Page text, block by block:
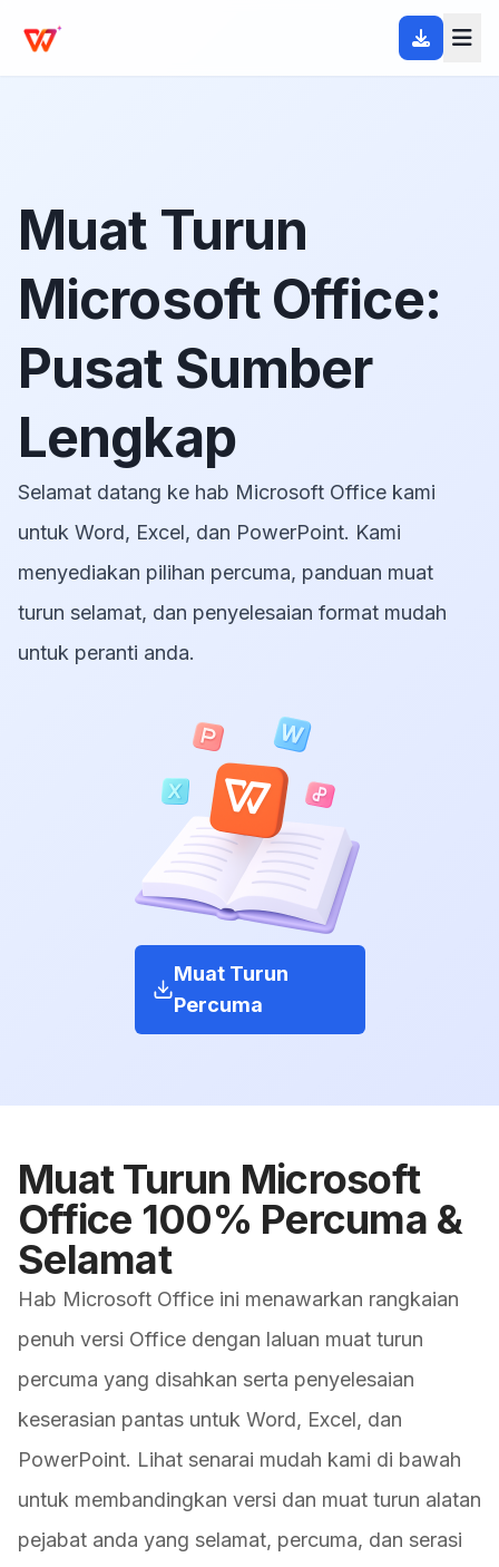
Muat Turun
Microsoft Office:
Pusat Sumber
Lengkap
Selamat datang ke hab Microsoft Office kami
untuk Word, Excel, dan PowerPoint. Kami
menyediakan pilihan percuma, panduan muat
turun selamat, dan penyelesaian format mudah
untuk peranti anda.
Muat Turun
Percuma
Muat Turun Microsoft
Office 100% Percuma &
Selamat
Hab Microsoft Office ini menawarkan rangkaian
penuh versi Office dengan laluan muat turun
percuma yang disahkan serta penyelesaian
keserasian pantas untuk Word, Excel, dan
PowerPoint. Lihat senarai mudah kami di bawah
untuk membandingkan versi dan muat turun alatan
pejabat anda yang selamat, percuma, dan serasi